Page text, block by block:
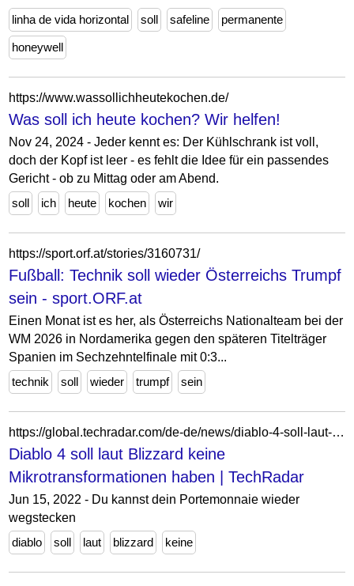
linha de vida horizontal soll safeline permanente
honeywell
https://www.wassollichheutekochen.de/
Was soll ich heute kochen? Wir helfen!
Nov 24, 2024 - Jeder kennt es: Der Kühlschrank ist voll,
doch der Kopf ist leer - es fehlt die Idee für ein passendes
Gericht - ob zu Mittag oder am Abend.
soll
ich heute kochen wir
https://sport.orf.at/stories/3160731/
Fußball: Technik soll wieder Österreichs Trumpf
sein - sport.ORF.at
Einen Monat ist es her, als Österreichs Nationalteam bei der
WM 2026 in Nordamerika gegen den späteren Titelträger
Spanien im Sechzehntelfinale mit 0:3...
technik
soll wieder trumpf sein
https://global.techradar.com/de-de/news/diablo-4-soll-laut-blizzard-keine-mikrotransformationen-haben
Diablo 4 soll laut Blizzard keine
Mikrotransformationen haben | TechRadar
Jun 15, 2022 - Du kannst dein Portemonnaie wieder
wegstecken
diablo
soll laut blizzard keine